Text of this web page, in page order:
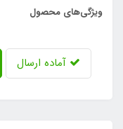
ویژگی‌های محصول
آماده ارسال